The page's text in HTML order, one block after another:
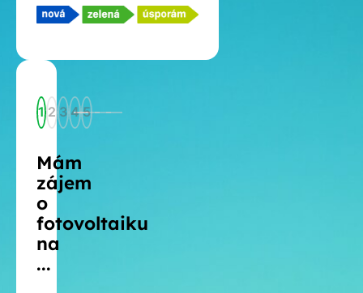
1 2 3 4 5
Mám
zájem
o
fotovoltaiku
na
...